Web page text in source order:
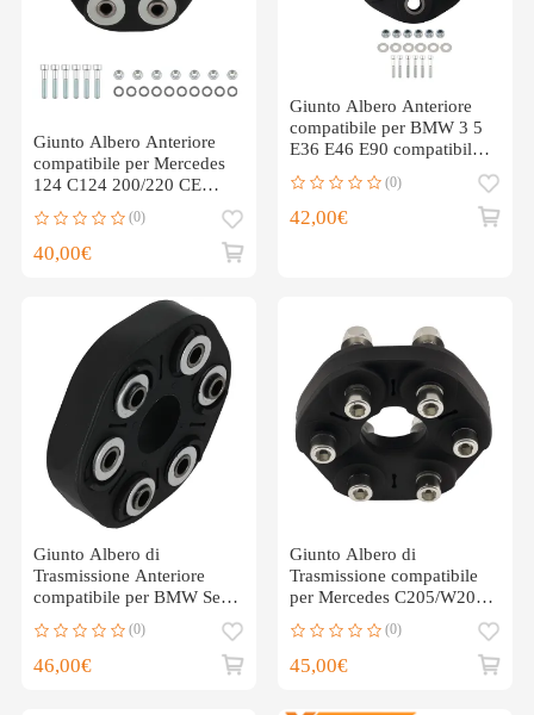
Giunto Albero Anteriore
compatibile per Mercedes
124 C124 200/220 CE
(0)
40,00€
Giunto Albero Anteriore
compatibile per BMW 3 5
E36 E46 E90 compatibile
per Mini Countryman F60
26111227410
(0)
42,00€
Giunto Albero di
Trasmissione Anteriore
compatibile per BMW Serie
2013
(0)
46,00€
Giunto Albero di
Trasmissione compatibile
per Mercedes C205/W205
2014-2023 2054110100S1
(0)
45,00€